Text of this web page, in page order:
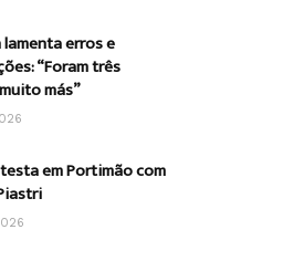
erros e
“Foram três
más”
em Portimão com